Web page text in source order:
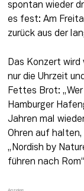
spontan wieder
es fest: Am
zurück aus der
Das Konzert
nur die Uhrzeit
Fettes Brot:
Hamburger
Jahren mal
Ohren auf halten,
„Nordish by
führen nach